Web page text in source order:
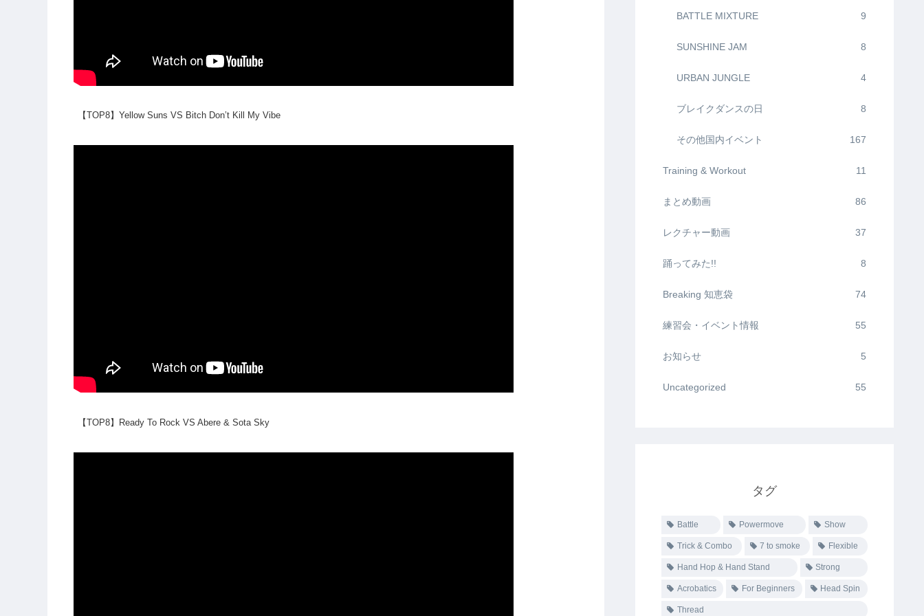
【TOP8】Yellow Suns VS Bitch Don’t Kill My Vibe
【TOP8】Ready To Rock VS Abere & Sota Sky
BATTLE MIXTURE 9
SUNSHINE JAM 8
URBAN JUNGLE 4
ブレイクダンスの日 8
その他国内イベント 167
Training & Workout 11
まとめ動画 86
レクチャー動画 37
踊ってみた!! 8
Breaking 知恵袋 74
練習会・イベント情報 55
お知らせ 5
Uncategorized 55
タグ
Battle Powermove Show
Trick & Combo 7 to smoke Flexible
Hand Hop & Hand Stand Strong
Acrobatics For Beginners Head Spin
Thread